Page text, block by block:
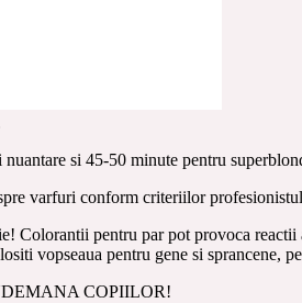
si 45-50 minute pentru
varfuri conform criteriilor
Colorantii pentru par pot provoca
vopseaua pentru gene si sprancene,
COPIILOR!